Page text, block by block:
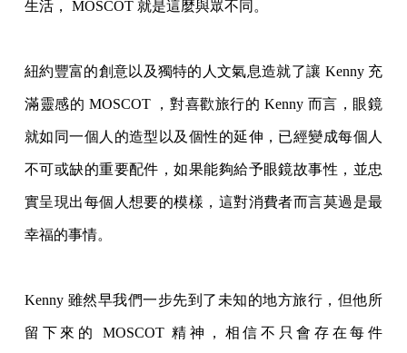
生活， MOSCOT 就是這麼與眾不同。
紐約豐富的創意以及獨特的人文氣息造就了讓 Kenny 充
滿靈感的 MOSCOT ，對喜歡旅行的 Kenny 而言，眼鏡
就如同一個人的造型以及個性的延伸，已經變成每個人
不可或缺的重要配件，如果能夠給予眼鏡故事性，並忠
實呈現出每個人想要的模樣，這對消費者而言莫過是最
幸福的事情。
Kenny 雖然早我們一步先到了未知的地方旅行，但他所
留下來的 MOSCOT 精神，相信不只會存在每件